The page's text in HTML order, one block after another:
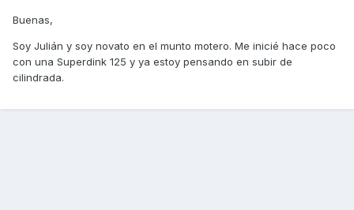
Buenas,
Soy Julián y soy novato en el munto motero. Me inicié hace poco
con una Superdink 125 y ya estoy pensando en subir de
cilindrada.